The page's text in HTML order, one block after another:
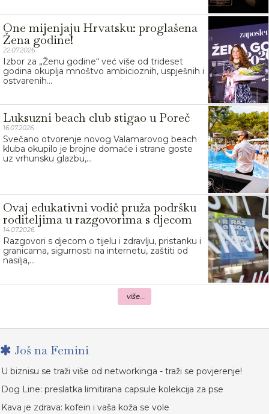
One mijenjaju Hrvatsku: proglašena
Žena godine!
22.07.2026.
Izbor za „Ženu godine“ već više od trideset
godina okuplja mnoštvo ambicioznih, uspješnih i
ostvarenih...
Luksuzni beach club stigao u Poreč
16.07.2026.
Svečano otvorenje novog Valamarovog beach
kluba okupilo je brojne domaće i strane goste
uz vrhunsku glazbu,...
Ovaj edukativni vodič pruža podršku
roditeljima u razgovorima s djecom
14.07.2026.
Razgovori s djecom o tijelu i zdravlju, pristanku i
granicama, sigurnosti na internetu, zaštiti od
nasilja,...
više...
Još na Femini
U biznisu se traži više od networkinga - traži se povjerenje!
Dog Line: preslatka limitirana capsule kolekcija za pse
Kava je zdrava: kofein i vaša koža se vole